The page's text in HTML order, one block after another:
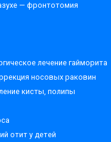
— фронтотомия
лечение гайморита
носовых раковин
кисты, полипы
отит у детей